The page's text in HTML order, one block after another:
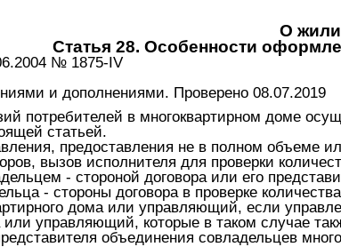
О
Статья 28. Особенности
№ 1875-IV
и дополнениями. Проверено 08.07.2019
потребителей в многоквартирном доме
статьей.
предоставления не в полном объеме
вызов исполнителя для проверки
- стороной договора или его
- стороны договора в проверке
дома или управляющий, если
или управляющий, которые в таком случае
объединения совладельцев